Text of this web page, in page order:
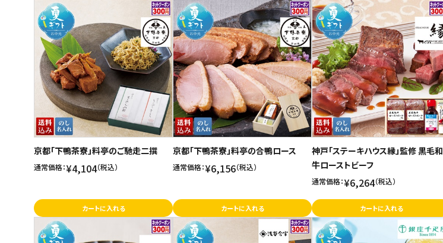
ペット用品
SHOP GUIDE
ご利用ガイド
お問い合わせ
特定商取引法表示について
プライバシーポリシー
利用規約
会社概要
京都「下鴨茶寮」料亭のご馳走二撰
通常価格：¥4,104（税込）
カートに入れる
京都「下鴨茶寮」料亭の合鴨ロース
通常価格：¥6,156（税込）
カートに入れる
神戸「ステーキハウス縁」監修 黒毛和
牛ローストビーフ
通常価格：¥6,264（税込）
カートに入れる